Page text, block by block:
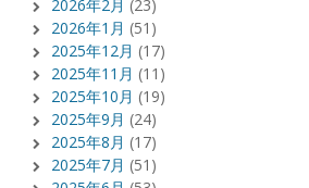
2026年2月 (23)
2026年1月 (51)
2025年12月 (17)
2025年11月 (11)
2025年10月 (19)
2025年9月 (24)
2025年8月 (17)
2025年7月 (51)